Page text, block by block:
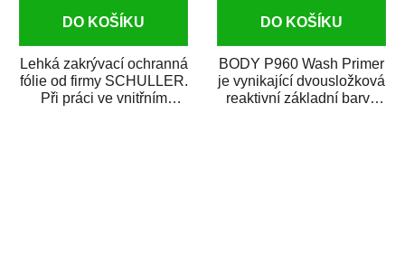
DO KOŠÍKU
Lehká zakrývací ochranná
fólie od firmy SCHULLER.
Při práci ve vnitřním
DO KOŠÍKU
BODY P960 Wash Primer
je vynikající dvousložková
reaktivní základní barva